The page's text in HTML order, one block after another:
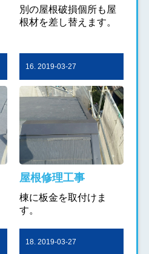
別の屋根破損個所も屋
根材を差し替えます。
16. 2019-03-27
屋根修理工事
棟に板金を取付けま
す。
18. 2019-03-27